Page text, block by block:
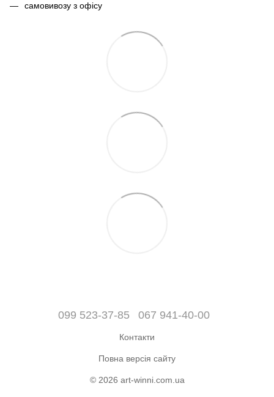
самовивозу з офісу
099 523-37-85 067 941-40-00
Контакти
Повна версія сайту
© 2026 art-winni.com.ua